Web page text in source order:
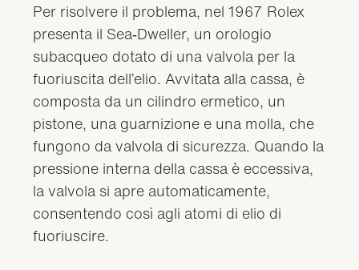
Per risolvere il problema, nel 1967 Rolex
presenta il Sea‑Dweller, un orologio
subacqueo dotato di una valvola per la
fuoriuscita dell’elio. Avvitata alla cassa, è
composta da un cilindro ermetico, un
pistone, una guarnizione e una molla, che
fungono da valvola di sicurezza. Quando la
pressione interna della cassa è eccessiva,
la valvola si apre automaticamente,
consentendo così agli atomi di elio di
fuoriuscire.